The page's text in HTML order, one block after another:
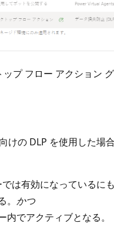
プ フロー アクション
けの DLP を使用した場
は有効になっているに
かつ
でアクティブとなる。